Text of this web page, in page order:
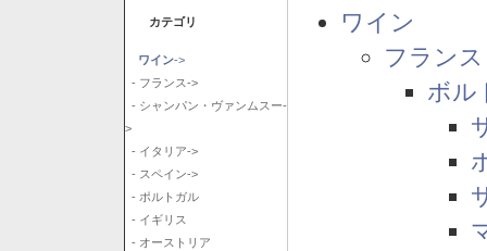
カテゴリ
ワイン->
- フランス->
- シャンパン・ヴァンムスー-
>
- イタリア->
- スペイン->
- ポルトガル
- イギリス
- オーストリア
ワイン
フランス
ボル